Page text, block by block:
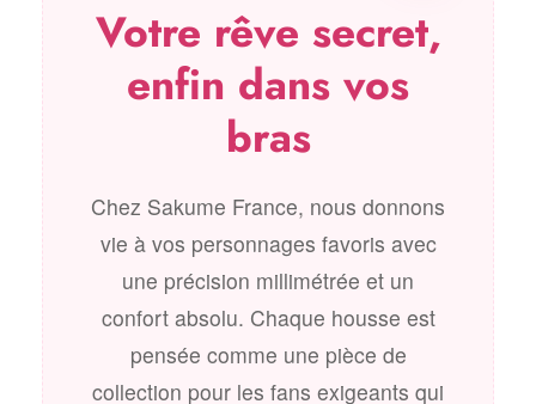
Votre rêve secret,
enfin dans vos
bras
Chez Sakume France, nous donnons
vie à vos personnages favoris avec
une précision millimétrée et un
confort absolu. Chaque housse est
pensée comme une pièce de
collection pour les fans exigeants qui